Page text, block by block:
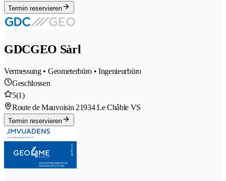
Termin reservieren
GDCGEO Sàrl
Vermessung • Geometerbüro • Ingenieurbüro
Geschlossen
5(1)
Route de Mauvoisin 21934 Le Châble VS
Termin reservieren